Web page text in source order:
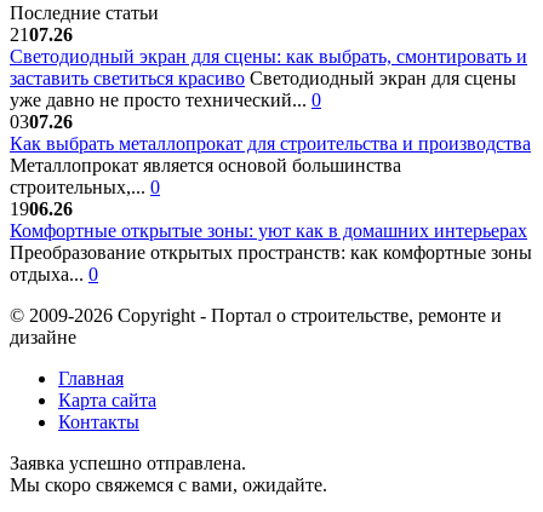
Последние статьи
2107.26
Светодиодный экран для сцены: как выбрать, смонтировать и
заставить светиться красиво Светодиодный экран для сцены
уже давно не просто технический... 0
0307.26
Как выбрать металлопрокат для строительства и производства
Металлопрокат является основой большинства
строительных,... 0
1906.26
Комфортные открытые зоны: уют как в домашних интерьерах
Преобразование открытых пространств: как комфортные зоны
отдыха... 0
© 2009-2026 Copyright - Портал о строительстве, ремонте и
дизайне
Главная
Карта сайта
Контакты
Заявка успешно отправлена.
Мы скоро свяжемся с вами, ожидайте.